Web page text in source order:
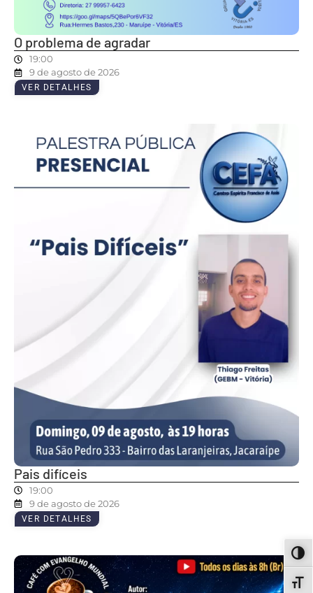
O problema de agradar
19:00
9 de agosto de 2026
VER DETALHES
Pais difíceis
19:00
9 de agosto de 2026
VER DETALHES